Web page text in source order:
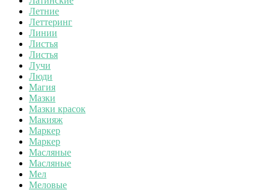
Летние
Леттеринг
Линии
Листья
Листья
Лучи
Люди
Магия
Мазки
Мазки красок
Макияж
Маркер
Маркер
Масляные
Масляные
Мел
Меловые